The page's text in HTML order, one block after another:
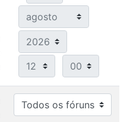
Mês
Ano
Hora Minuto